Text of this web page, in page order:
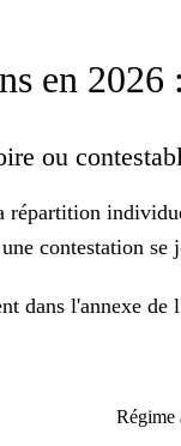
en
ou
contestation
dans l'annexe
Régime